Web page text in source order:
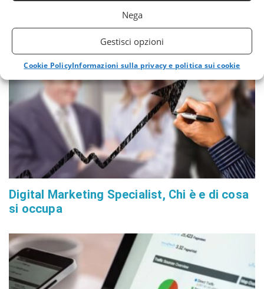
Nega
Gestisci opzioni
Cookie PolicyInformazioni sulla privacy e politica sui cookie
Digital Marketing Specialist, Chi è e di cosa
si occupa